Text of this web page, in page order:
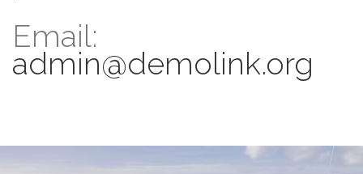
Email:
admin@demolink.org